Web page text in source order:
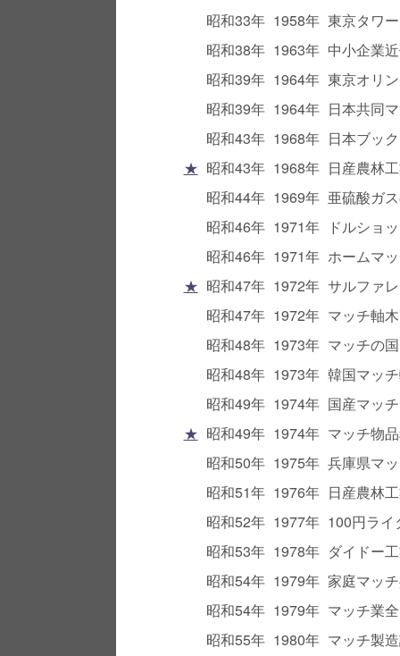
昭和33年 1958年 東京タワ
昭和38年 1963年 中小企業
昭和39年 1964年 東京オリ
昭和39年 1964年 日本共同
昭和43年 1968年 日本ブッ
★ 昭和43年 1968年 日産農林
昭和44年 1969年 亜硫酸ガ
昭和46年 1971年
ドルショ
昭和46年 1971年 ホームマ
★ 昭和47年 1972年 サルファ
昭和47年 1972年 マッチ軸
昭和48年 1973年 マッチの
昭和48年 1973年 韓国マッ
昭和49年 1974年 国産マッ
★ 昭和49年 1974年 マッチ物
昭和50年 1975年 兵庫県マ
昭和51年 1976年 日産農林
昭和52年 1977年 100円ライ
昭和53年 1978年 ダイドー
昭和54年 1979年 家庭マッ
昭和54年 1979年 マッチ業
昭和55年 1980年 マッチ製